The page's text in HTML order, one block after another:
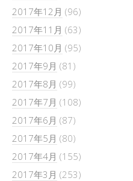
2017年12月 (96)
2017年11月 (63)
2017年10月 (95)
2017年9月 (81)
2017年8月 (99)
2017年7月 (108)
2017年6月 (87)
2017年5月 (80)
2017年4月 (155)
2017年3月 (253)